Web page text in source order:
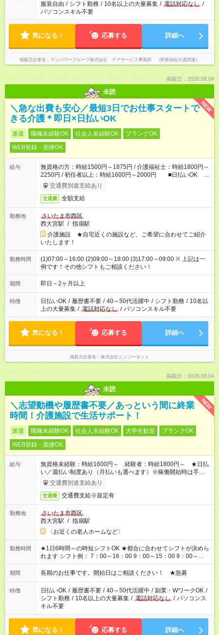
服装自由 / シフト勤務 / 10名以上の大量募集 / 電話対応なし /
パソコンスキル不要
気になる！ 応募する 詳細へ
掲載元企業名 マンパワーグループ株式会社 ケアサービス事業部 （医療福祉介護関連）
掲載日：2026.08.04
未読
NEW
＼急な出費も安心／最短3日でお仕事スタートで
きる介護＊即日×日払いOK
派遣 職種未経験OK 社会人未経験OK
ブランクOK
WEB登録・面接OK
給与
無資格の方：時給1500円～1875円 / 介護福祉士：時給1800円～
2250円 / 初任者以上：時給1600円～2000円 ■日払いOK ■
日収例：1万2000円（時給1500円×8h）
交通費別途支給あり
交通費 全額支給
勤務地
さいたま市西区
西大宮駅 / 指扇駅
介護施設 ★自宅近くの施設など、ご希望に合わせてご紹介
いたします！
勤務時間
(1)07:00～16:00 (2)09:00～18:00 (3)17:00～09:00 ※ 上記は一
例です！その他シフトもご相談ください！
期間 即日～2ヶ月以上
特徴 日払いOK / 履歴書不要 / 40～50代活躍中 / シフト勤務 / 10名以
上の大量募集 / 電話対応なし / パソコンスキル不要
気になる！ 応募する 詳細へ
掲載元企業名 株式会社ニッソーネット
掲載日：2026.08.04
未読
NEW
＼志望動機や履歴書不要／あっという間に終業
時間！介護施設で生活サポート！
派遣 職種未経験OK 社会人未経験OK 大学生歓迎
ブランクOK
WEB登録・面接OK
給与
無資格未経験：時給1600円～ 経験者：時給1800円～ ★日払
い／週払い制度あり（月払いも選べます）※稼働開始時は手続き
完了次第のお支払いとなります。
交通費別途支給あり
交通費 交通費支給※規定有
勤務地
さいたま市西区
西大宮駅 / 指扇駅
〈お近くの老人ホームなど〉
勤務時間
★1日6時間～の時短シフトOK ★都合に合わせてシフトが決めら
れます シフト例： 7：00～16：00 9：00～15：00 9：00～
18：00 11：00～20：00 など ※Wワークの場合、他のお仕事と
合わせ週40時間超の就業はご案内できません ※法令に基づき、
派遣法（日雇い派遣の原則禁止）により、短時間・短期間の就
業はご案内が難しい場合があります
期間 長期のお仕事です。開始日はご相談ください！ ★急募
特徴 日払いOK / 履歴書不要 / 40～50代活躍中 / 副業・WワークOK /
シフト勤務 / 10名以上の大量募集 / 電話対応なし / パソコンス
キル不要
気になる！ 応募する 詳細へ